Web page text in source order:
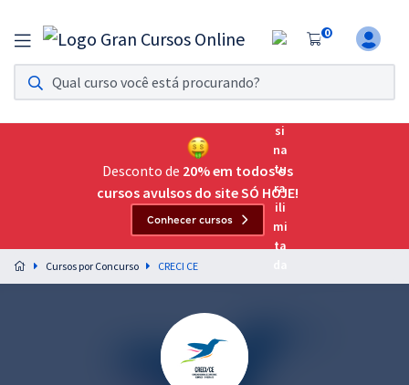
0
Assinatura Ilimitada 11
Acesso a todos os cursos. Teste grátis por 7 dias!
Assinatura OAB Até Passar
Acesso ilimitado a toda preparação para o Exame da
Preparação completa e intensiva para as principais
residências em saúde do Brasil
Desconto de 20% em todos os
cursos avulsos do site SÓ HOJE!
Conhecer cursos
Cursos por Concurso CRECI CE